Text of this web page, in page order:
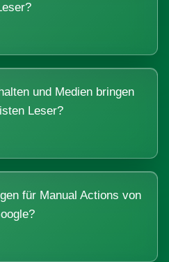
und Medien bringen
Leser?
für Manual Actions von